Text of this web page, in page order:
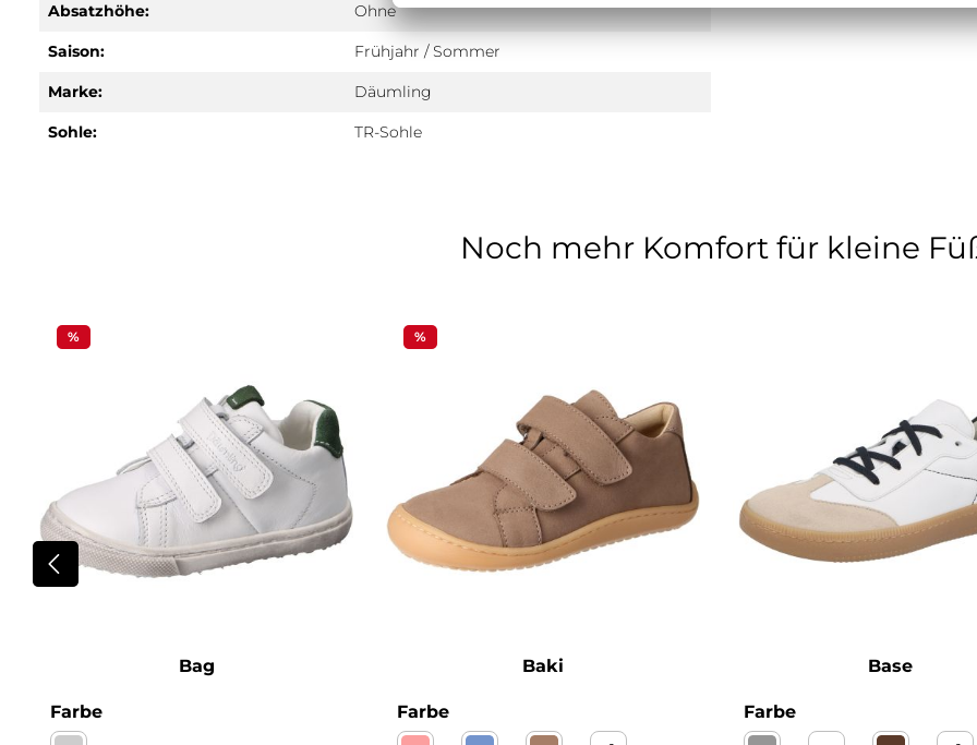
Absatzhöhe: Ohne
Saison: Frühjahr / Sommer
Marke: Däumling
Sohle: TR-Sohle
Noch mehr Komfort für kleine
%
Bag
Farbeauswählen
%
Baki
Farbeauswählen
Base
Farbeauswählen